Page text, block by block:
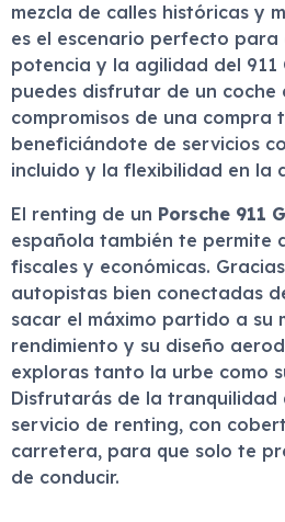
mezcla de calles históricas y
es el escenario perfecto para
potencia y la agilidad del 911
puedes disfrutar de un coche
compromisos de una compra
beneficiándote de servicios
incluido y la flexibilidad en la
El renting de un Porsche 911
española también te permite
fiscales y económicas.
autopistas bien conectadas
sacar el máximo partido a su
rendimiento y su diseño
exploras tanto la urbe como
Disfrutarás de la tranquilidad
servicio de renting, con
carretera, para que solo te
de conducir.